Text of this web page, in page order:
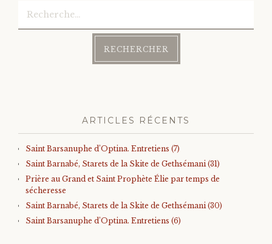
Post
navigation
ARTICLES RÉCENTS
Saint Barsanuphe d’Optina. Entretiens (7)
Saint Barnabé, Starets de la Skite de Gethsémani (31)
Prière au Grand et Saint Prophète Élie par temps de
sécheresse
Saint Barnabé, Starets de la Skite de Gethsémani (30)
Saint Barsanuphe d’Optina. Entretiens (6)